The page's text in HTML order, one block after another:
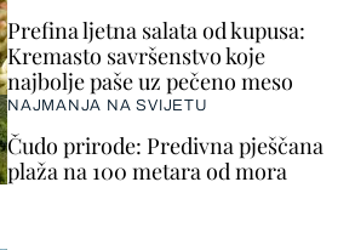
Prefina ljetna salata od kupusa:
Kremasto savršenstvo koje
najbolje paše uz pečeno meso
NAJMANJA NA SVIJETU
Čudo prirode: Predivna pješčana
plaža na 100 metara od mora